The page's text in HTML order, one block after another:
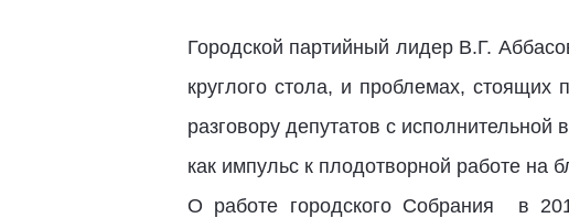
Городской партийный лидер В.Г.
круглого стола, и проблемах,
разговору депутатов с
как импульс к плодотворной работе на
О работе городского Собрания в